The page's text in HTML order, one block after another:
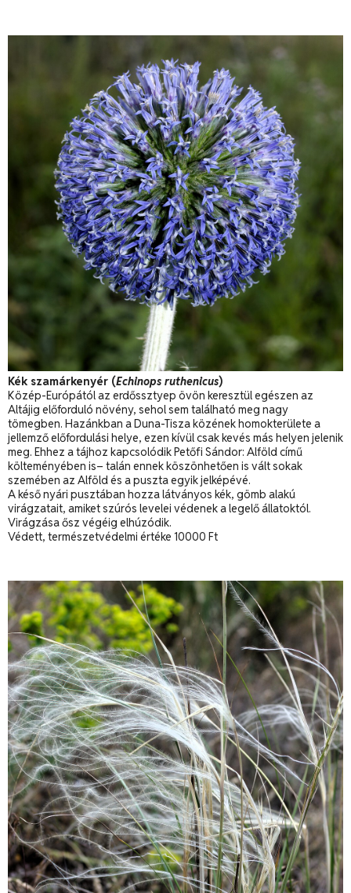
Kék szamárkenyér (Echinops ruthenicus)
Közép-Európától az erdőssztyep övön keresztül egészen az
Altájig előforduló növény, sehol sem található meg nagy
tömegben. Hazánkban a Duna-Tisza közének homokterülete a
jellemző előfordulási helye, ezen kívül csak kevés más helyen jelenik
meg. Ehhez a tájhoz kapcsolódik Petőfi Sándor: Alföld című
költeményében is– talán ennek köszönhetően is vált sokak
szemében az Alföld és a puszta egyik jelképévé.
A késő nyári pusztában hozza látványos kék, gömb alakú
virágzatait, amiket szúrós levelei védenek a legelő állatoktól.
Virágzása ősz végéig elhúzódik.
Védett, természetvédelmi értéke 10000 Ft